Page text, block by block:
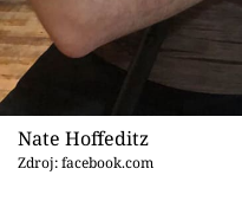
Nate Hoffeditz
Zdroj: facebook.com